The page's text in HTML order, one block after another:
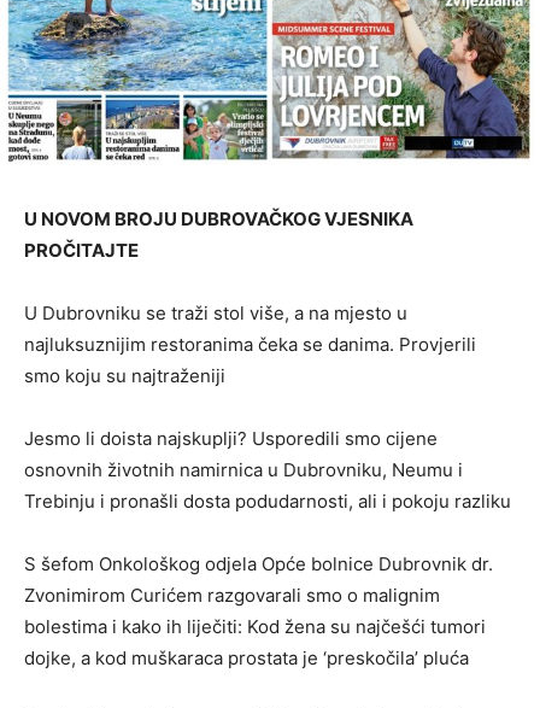
U NOVOM BROJU DUBROVAČKOG VJESNIKA
PROČITAJTE
U Dubrovniku se traži stol više, a na mjesto u
najluksuznijim restoranima čeka se danima. Provjerili
smo koju su najtraženiji
Jesmo li doista najskuplji? Usporedili smo cijene
osnovnih životnih namirnica u Dubrovniku, Neumu i
Trebinju i pronašli dosta podudarnosti, ali i pokoju razliku
S šefom Onkološkog odjela Opće bolnice Dubrovnik dr.
Zvonimirom Curićem razgovarali smo o malignim
bolestima i kako ih liječiti: Kod žena su najčešći tumori
dojke, a kod muškaraca prostata je ‘preskočila’ pluća